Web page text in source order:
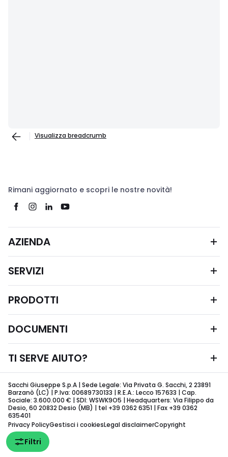
Filtri
Visualizza breadcrumb
Rimani aggiornato e scopri le nostre novità!
AZIENDA
SERVIZI
PRODOTTI
DOCUMENTI
TI SERVE AIUTO?
Sacchi Giuseppe S.p.A | Sede Legale: Via Privata G. Sacchi, 2 23891
Barzanò (LC) | P.Iva: 00689730133 | R.E.A.: Lecco 157633 | Cap.
Sociale: 3.600.000 € | SDI: WSWK9O5 | Headquarters: Via Filippo da
Desio, 60 20832 Desio (MB) | tel +39 0362 6351 | Fax +39 0362
635401
Privacy PolicyGestisci i cookiesLegal disclaimerCopyright